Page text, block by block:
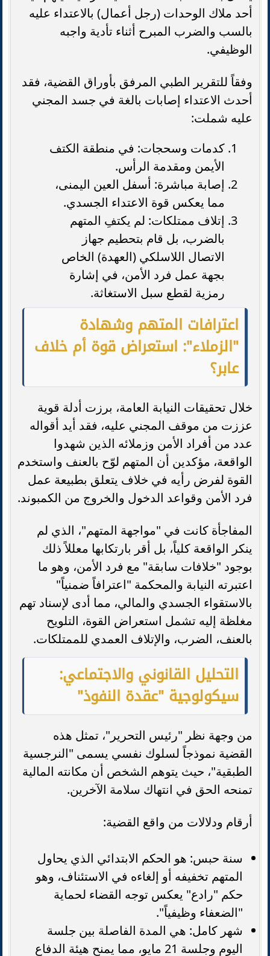
أحد ملاك الوحدات (رجل أعمال) بالاعتداء عليه
بالسب والضرب المبرح أثناء تأدية واجبه
الوظيفي.
وفقاً للتقرير الطبي المرفق بأوراق القضية، فقد
أحدث الاعتداء إصابات بالغة في جسد المجني
عليه شملت:
كدمات وسحجات: في منطقة الكتف
الأيمن ومقدمة الرأس.
إصابة مباشرة: أسفل العين اليمنى،
مما يعكس قوة الاعتداء الجسدي.
إتلاف ممتلكات: لم يكتفِ المتهم
بالضرب، بل قام بتحطيم جهاز
الاتصال اللاسلكي (العهدة) الخاص
بجهة عمل فرد الأمن، في إشارة
رمزية لقطع سبل الاستغاثة.
اعترافات المتهم وشهادة
"الزملاء": استعراض قوة أم خلاف
عابر؟
خلال تحقيقات النيابة العامة، برزت أدلة قوية
عززت من موقف المجني عليه، فقد أيد أقواله
عدد من أفراد الأمن وزملائه الذين شهدوا
الواقعة، مؤكدين أن المتهم لوّح بالعنف واستخدم
القوة لفرض رأيه في خلاف يتعلق بطبيعة عمل
فرد الأمن وقواعد الدخول والخروج من الكمبوند.
المفاجأة كانت في "مواجهة المتهم"، الذي لم
ينكر الواقعة كلياً، بل أقر بارتكابها معللاً ذلك
بوجود "خلافات سابقة" مع فرد الأمن، وهو ما
اعتبرته النيابة والمحكمة "اعترافاً ضمنياً"
بالاستقواء الجسدي والمالي، مما أدى لإسناد تهم
مغلظة إليه تشمل استعراض القوة، التلويح
بالعنف، الضرب، والإتلاف العمدي للممتلكات.
التحليل القانوني والاجتماعي:
سيكولوجية "عقدة النفوذ"
من وجهة نظر "رئيس التحرير"، تمثل هذه
القضية نموذجاً لسلوك نفسي يسمى "النرجسية
الطبقية"، حيث يتوهم الشخص أن مكانته المالية
تمنحه الحق في انتهاك سلامة الآخرين.
أرقام ودلالات من واقع القضية:
سنة حبس: هو الحكم الابتدائي الذي يحاول
المتهم تخفيفه أو إلغاءه في الاستئناف، وهو
حكم "رادع" يعكس توجه القضاء لحماية
"الضعفاء وظيفياً".
شهر كامل: هي المدة الفاصلة بين جلسة
اليوم وجلسة 21 مايو، مما يمنح هيئة الدفاع